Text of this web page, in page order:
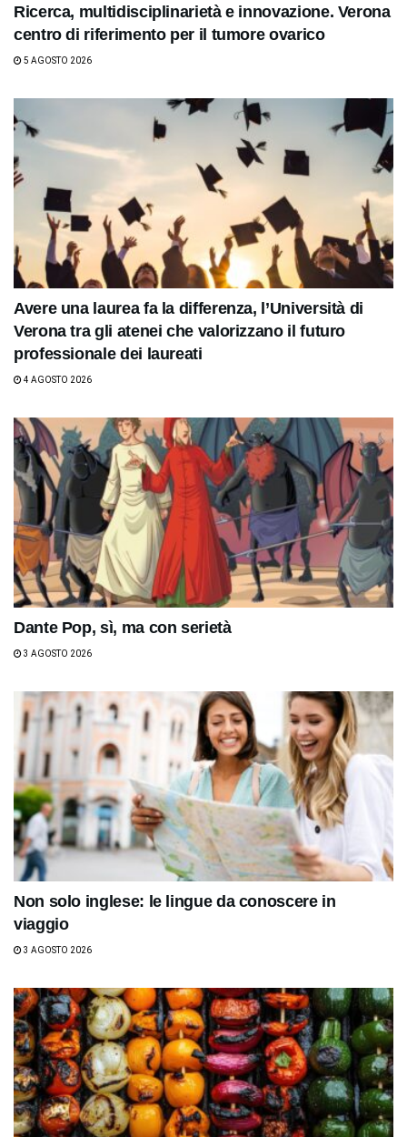
Ricerca, multidisciplinarietà e innovazione. Verona
centro di riferimento per il tumore ovarico
5 AGOSTO 2026
Avere una laurea fa la differenza, l’Università di
Verona tra gli atenei che valorizzano il futuro
professionale dei laureati
4 AGOSTO 2026
Dante Pop, sì, ma con serietà
3 AGOSTO 2026
Non solo inglese: le lingue da conoscere in
viaggio
3 AGOSTO 2026